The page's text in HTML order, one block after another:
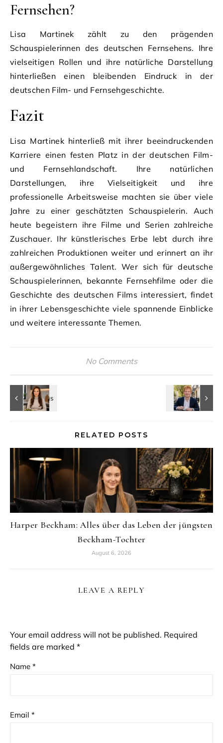
Fernsehen?
Lisa Martinek zählt zu den prägenden
Schauspielerinnen des deutschen Fernsehens. Ihre
vielseitigen Rollen und ihre natürliche Darstellung
hinterließen einen bleibenden Eindruck in der
deutschen Film- und Fernsehgeschichte.
Fazit
Lisa Martinek hinterließ mit ihrer beeindruckenden
Karriere einen festen Platz in der deutschen Film-
und Fernsehlandschaft. Ihre natürlichen
Darstellungen, ihre Vielseitigkeit und ihre
professionelle Arbeitsweise machten sie über viele
Jahre zu einer geschätzten Schauspielerin. Auch
heute begeistern ihre Filme und Serien zahlreiche
Zuschauer. Ihr künstlerisches Erbe lebt durch ihre
zahlreichen Produktionen weiter und erinnert an ihr
außergewöhnliches Talent. Wer sich für deutsche
Schauspielerinnen, bekannte Fernsehfilme oder die
Geschichte des deutschen Films interessiert, findet
in ihrer Lebensgeschichte viele spannende Einblicke
und weitere interessante Themen.
No Comments
RELATED POSTS
Harper Beckham: Alles über das Leben der jüngsten
Beckham-Tochter
August 6, 2026
LEAVE A REPLY
Your email address will not be published. Required
fields are marked *
Name *
Email *